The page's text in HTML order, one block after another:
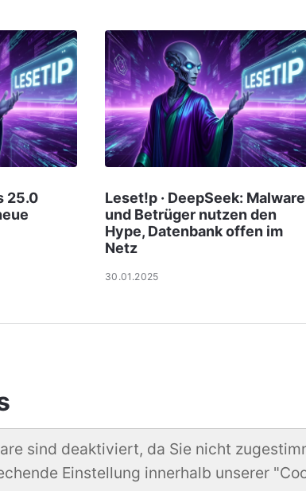
25.0
Leset!p · DeepSeek: Malware
und Betrüger nutzen den
Hype, Datenbank offen im
Netz
30.01.2025
sind deaktiviert, da Sie nicht
Einstellung innerhalb unserer